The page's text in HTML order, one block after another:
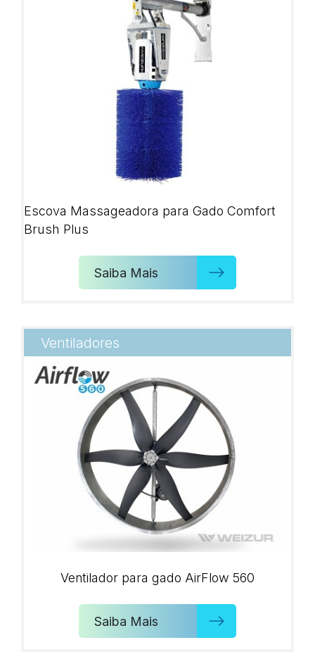
Escova Massageadora para Gado Comfort
Brush Plus
Saiba Mais
Ventiladores
Ventilador para gado AirFlow 560
Saiba Mais